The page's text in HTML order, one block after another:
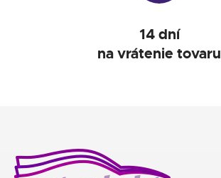
14 dní
na vrátenie tovaru